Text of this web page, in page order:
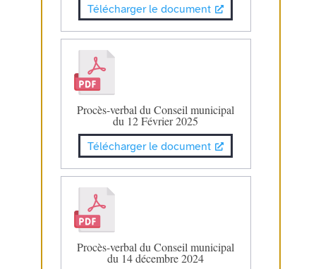
Télécharger le document
Procès-verbal du Conseil municipal
du 12 Février 2025
Télécharger le document
Procès-verbal du Conseil municipal
du 14 décembre 2024